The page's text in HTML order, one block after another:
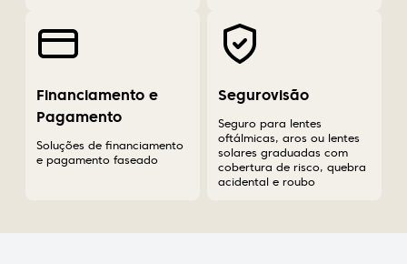
Financiamento e
Pagamento
Soluções de financiamento
e pagamento faseado
Segurovisão
Seguro para lentes
oftálmicas, aros ou lentes
solares graduadas com
cobertura de risco, quebra
acidental e roubo